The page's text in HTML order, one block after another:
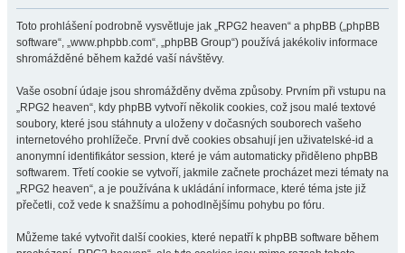
Toto prohlášení podrobně vysvětluje jak „RPG2 heaven“ a phpBB („phpBB
software“, „www.phpbb.com“, „phpBB Group“) používá jakékoliv informace
shromážděné během každé vaší návštěvy.
Vaše osobní údaje jsou shromážděny dvěma způsoby. Prvním při vstupu na
„RPG2 heaven“, kdy phpBB vytvoří několik cookies, což jsou malé textové
soubory, které jsou stáhnuty a uloženy v dočasných souborech vašeho
internetového prohlížeče. První dvě cookies obsahují jen uživatelské-id a
anonymní identifikátor session, které je vám automaticky přiděleno phpBB
softwarem. Třetí cookie se vytvoří, jakmile začnete procházet mezi tématy na
„RPG2 heaven“, a je používána k ukládání informace, které téma jste již
přečetli, což vede k snažšímu a pohodlnějšímu pohybu po fóru.
Můžeme také vytvořit další cookies, které nepatří k phpBB software během